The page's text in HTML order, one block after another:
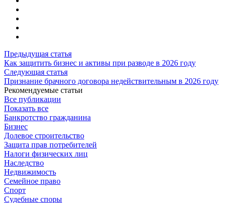
Предыдущая статья
Как защитить бизнес и активы при разводе в 2026 году
Следующая статья
Признание брачного договора недействительным в 2026 году
Рекомендуемые статьи
Все публикации
Показать все
Банкротство гражданина
Бизнес
Долевое строительство
Защита прав потребителей
Налоги физических лиц
Наследство
Недвижимость
Семейное право
Спорт
Судебные споры